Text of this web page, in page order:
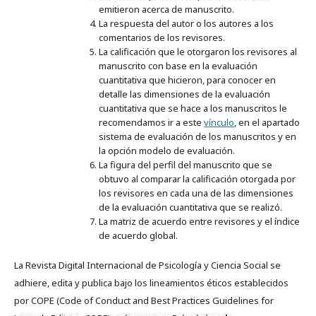
emitieron acerca de manuscrito.
La respuesta del autor o los autores a los
comentarios de los revisores.
La calificación que le otorgaron los revisores al
manuscrito con base en la evaluación
cuantitativa que hicieron, para conocer en
detalle las dimensiones de la evaluación
cuantitativa que se hace a los manuscritos le
recomendamos ir a este vínculo, en el apartado
sistema de evaluación de los manuscritos y en
la opción modelo de evaluación.
La figura del perfil del manuscrito que se
obtuvo al comparar la calificación otorgada por
los revisores en cada una de las dimensiones
de la evaluación cuantitativa que se realizó.
La matriz de acuerdo entre revisores y el índice
de acuerdo global.
La Revista Digital Internacional de Psicología y Ciencia Social se
adhiere, edita y publica bajo los lineamientos éticos establecidos
por COPE (Code of Conduct and Best Practices Guidelines for